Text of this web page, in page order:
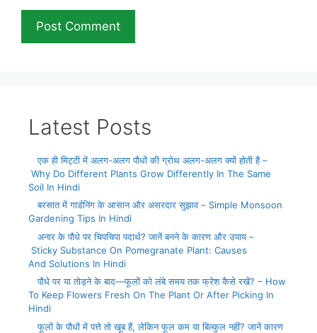
Latest Posts
एक ही मिट्टी में अलग-अलग पौधों की ग्रोथ अलग-अलग क्यों होती है –
Why Do Different Plants Grow Differently In The Same
Soil In Hindi
बरसात में गार्डनिंग के आसान और असरदार सुझाव – Simple Monsoon
Gardening Tips In Hindi
अनार के पौधे पर चिपचिपा पदार्थ? जानें बनने के कारण और उपाय –
Sticky Substance On Pomegranate Plant: Causes
And Solutions In Hindi
पौधे पर या तोड़ने के बाद—फूलों को लंबे समय तक फ्रेश कैसे रखें? – How
To Keep Flowers Fresh On The Plant Or After Picking In
Hindi
फूलों के पौधों में पत्ते तो खूब हैं, लेकिन फूल कम या बिल्कुल नहीं? जानें कारण